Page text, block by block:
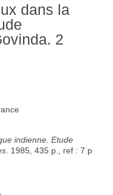
dans la
2
indienne. Etude
. 1985, 435 p., ref : 7 p